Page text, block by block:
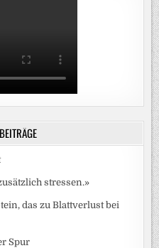
stressen.»
das zu Blattverlust bei
Spur